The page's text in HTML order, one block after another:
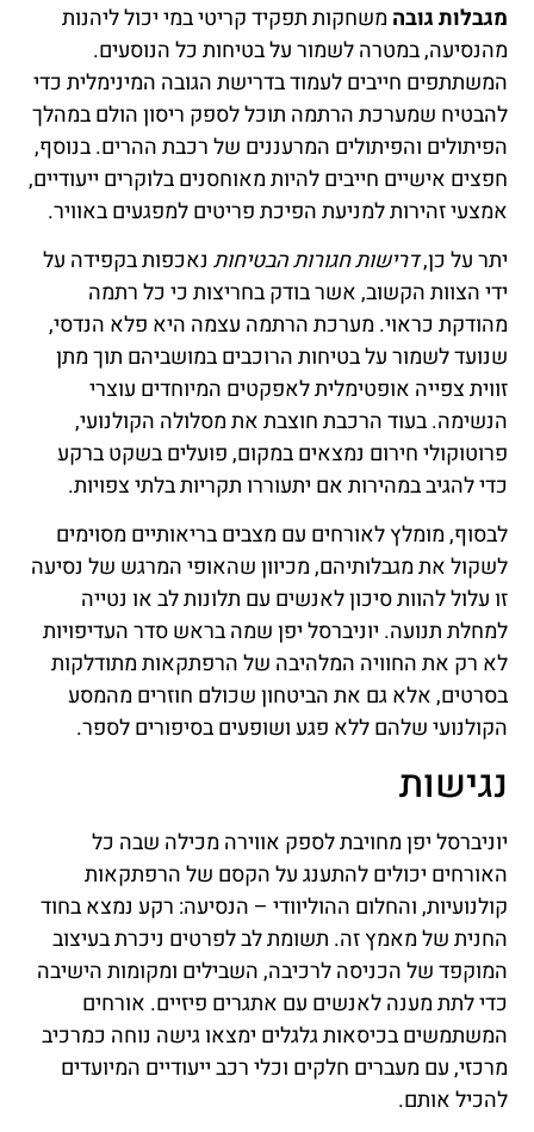
מגבלות גובה משחקות תפקיד קריטי במי יכול ליהנות
מהנסיעה, במטרה לשמור על בטיחות כל הנוסעים.
המשתתפים חייבים לעמוד בדרישת הגובה המינימלית כדי
להבטיח שמערכת הרתמה תוכל לספק ריסון הולם במהלך
הפיתולים והפיתולים המרעננים של רכבת ההרים. בנוסף,
חפצים אישיים חייבים להיות מאוחסנים בלוקרים ייעודיים,
אמצעי זהירות למניעת הפיכת פריטים למפגעים באוויר.
יתר על כן,דרישות חגורות הבטיחות נאכפות בקפידה על
ידי הצוות הקשוב, אשר בודק בחריצות כי כל רתמה
מהודקת כראוי. מערכת הרתמה עצמה היא פלא הנדסי,
שנועד לשמור על בטיחות הרוכבים במושביהם תוך מתן
זווית צפייה אופטימלית לאפקטים המיוחדים עוצרי
הנשימה. בעוד הרכבת חוצבת את מסלולה הקולנועי,
פרוטוקולי חירום נמצאים במקום, פועלים בשקט ברקע
כדי להגיב במהירות אם יתעוררו תקריות בלתי צפויות.
לבסוף, מומלץ לאורחים עם מצבים בריאותיים מסוימים
לשקול את מגבלותיהם, מכיוון שהאופי המרגש של נסיעה
זו עלול להוות סיכון לאנשים עם תלונות לב או נטייה
למחלת תנועה. יוניברסל יפן שמה בראש סדר העדיפויות
לא רק את החוויה המלהיבה של הרפתקאות מתודלקות
בסרטים, אלא גם את הביטחון שכולם חוזרים מהמסע
הקולנועי שלהם ללא פגע ושופעים בסיפורים לספר.
נגישות
יוניברסל יפן מחויבת לספק אווירה מכילה שבה כל
האורחים יכולים להתענג על הקסם של הרפתקאות
קולנועיות, והחלום ההוליוודי – הנסיעה: רקע נמצא בחוד
החנית של מאמץ זה. תשומת לב לפרטים ניכרת בעיצוב
המוקפד של הכניסה לרכיבה, השבילים ומקומות הישיבה
כדי לתת מענה לאנשים עם אתגרים פיזיים. אורחים
המשתמשים בכיסאות גלגלים ימצאו גישה נוחה כמרכיב
מרכזי, עם מעברים חלקים וכלי רכב ייעודיים המיועדים
להכיל אותם.